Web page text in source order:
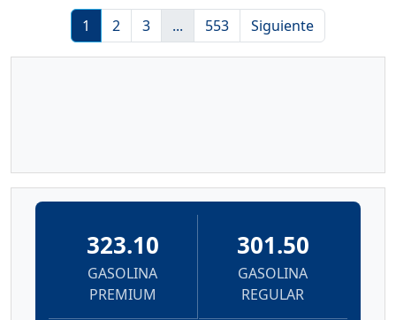
1 2 3 ... 553 Siguiente
323.10
GASOLINA
PREMIUM
301.50
GASOLINA
REGULAR